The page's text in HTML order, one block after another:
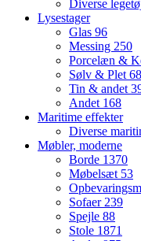
Diverse
Lysestager
Glas 96
Messing 250
Porcelæn &
Sølv & Plet68
Tin & andet
Andet 168
Maritime effekter
Diverse
Møbler, moderne
Borde 1370
Møbelsæt 53
Sofaer239
Spejle 88
Stole 1871